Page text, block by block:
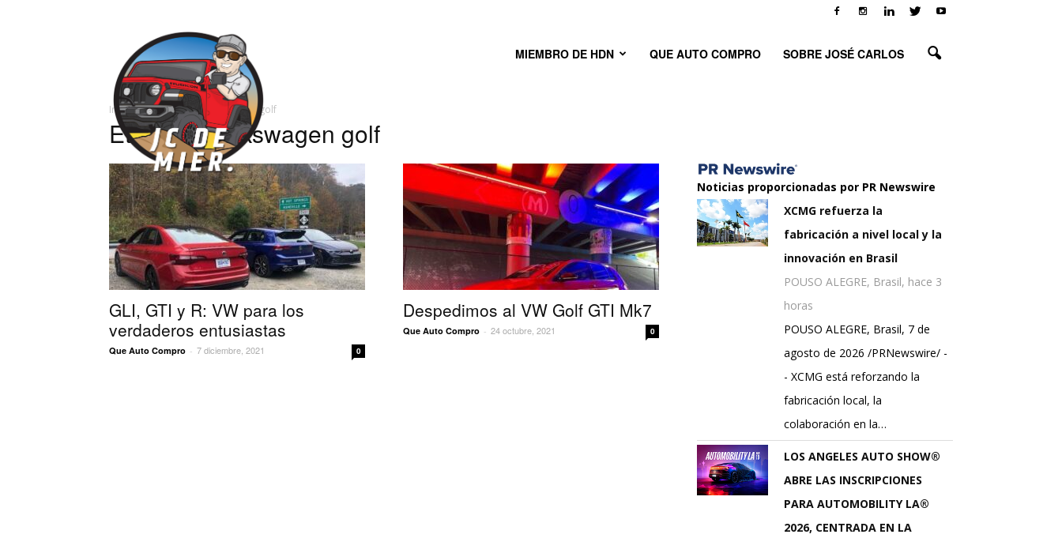
Carlos
MIEMBRO DE HDN QUE AUTO COMPRO SOBRE JOSÉ CARLOS
Inicio Etiquetas Volkswagen golf
Etiqueta: volkswagen golf
GLI, GTI y R: VW para los
verdaderos entusiastas
Que Auto Compro - 7 diciembre, 2021 0
Despedimos al VW Golf GTI Mk7
Que Auto Compro - 24 octubre, 2021 0
Noticias proporcionadas por PR Newswire
XCMG refuerza la
fabricación a nivel local y la
innovación en Brasil
POUSO ALEGRE, Brasil, hace 3
horas
POUSO ALEGRE, Brasil, 7 de
agosto de 2026 /PRNewswire/ -
- XCMG está reforzando la
fabricación local, la
colaboración en la…
LOS ANGELES AUTO SHOW®
ABRE LAS INSCRIPCIONES
PARA AUTOMOBILITY LA®
2026, CENTRADA EN LA